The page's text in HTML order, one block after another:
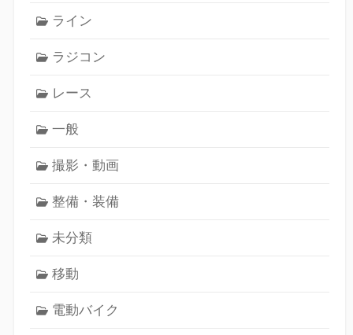
ライン
ラジコン
レース
一般
撮影・動画
整備・装備
未分類
移動
電動バイク